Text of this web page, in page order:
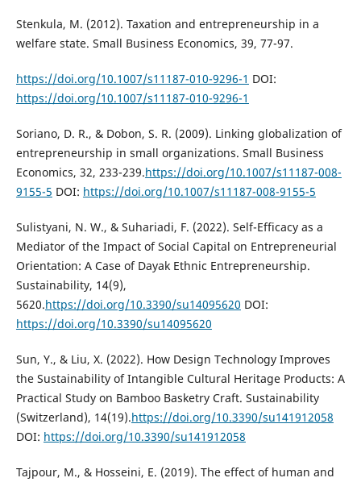
Stenkula, M. (2012). Taxation and entrepreneurship in a
welfare state. Small Business Economics, 39, 77-97.
https://doi.org/10.1007/s11187-010-9296-1 DOI:
https://doi.org/10.1007/s11187-010-9296-1
Soriano, D. R., & Dobon, S. R. (2009). Linking globalization of
entrepreneurship in small organizations. Small Business
Economics, 32, 233-239.https://doi.org/10.1007/s11187-008-
9155-5 DOI: https://doi.org/10.1007/s11187-008-9155-5
Sulistyani, N. W., & Suhariadi, F. (2022). Self-Efficacy as a
Mediator of the Impact of Social Capital on Entrepreneurial
Orientation: A Case of Dayak Ethnic Entrepreneurship.
Sustainability, 14(9),
5620.https://doi.org/10.3390/su14095620 DOI:
https://doi.org/10.3390/su14095620
Sun, Y., & Liu, X. (2022). How Design Technology Improves
the Sustainability of Intangible Cultural Heritage Products: A
Practical Study on Bamboo Basketry Craft. Sustainability
(Switzerland), 14(19).https://doi.org/10.3390/su141912058
DOI: https://doi.org/10.3390/su141912058
Tajpour, M., & Hosseini, E. (2019). The effect of human and